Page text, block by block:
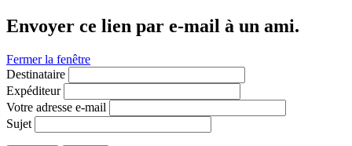
Envoyer ce lien par e-mail à un ami.
Fermer la fenêtre
Destinataire
Expéditeur
Votre adresse e-mail
Sujet